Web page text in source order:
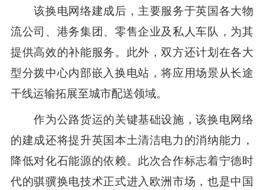
该换电网络建成后，主要服务于英国各大物
流公司、港务集团、零售企业及私人车队，为其
提供高效的补能服务。此外，双方还计划在各大
型分拨中心内部嵌入换电站，将应用场景从长途
干线运输拓展至城市配送领域。
作为公路货运的关键基础设施，该换电网络
的建成还将提升英国本土清洁电力的消纳能力，
降低对化石能源的依赖。此次合作标志着宁德时
代的骐骥换电技术正式进入欧洲市场，也是中国